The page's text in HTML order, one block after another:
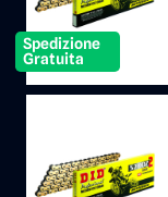
Spedizione
Gratuita